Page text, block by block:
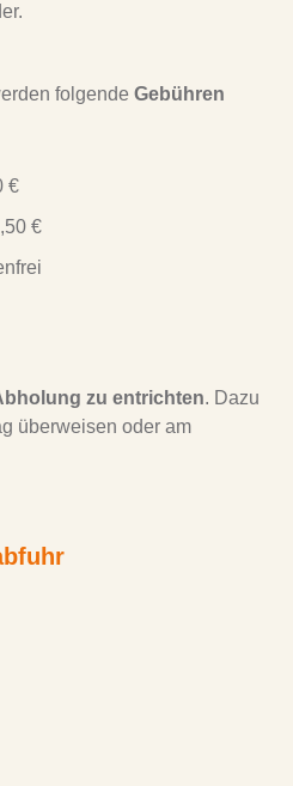
folgende Gebühren
€
€
zu entrichten. Dazu
überweisen oder am